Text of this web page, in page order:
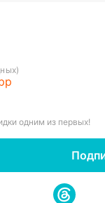
одним из первых!